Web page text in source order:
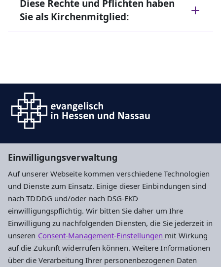
Einwilligungsverwaltung
Auf unserer Webseite kommen verschiedene Technologien
und Dienste zum Einsatz. Einige dieser Einbindungen sind
nach TDDDG und/oder nach DSG-EKD
einwilligungspflichtig. Wir bitten Sie daher um Ihre
Einwilligung zu nachfolgenden Diensten, die Sie jederzeit in
unseren Consent-Management-Einstellungen mit Wirkung
auf die Zukunft widerrufen können. Weitere Informationen
über die Verarbeitung Ihrer personenbezogenen Daten
Diese Rechte und Pflichten haben
Sie als Kirchenmitglied:
Suche
Ev. Kirchengemeinde Nierstein
Mühlgasse 28
55283 Nierstein